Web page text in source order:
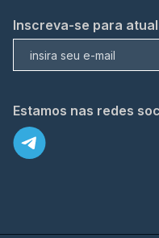
Inscreva-se para
Estamos nas redes